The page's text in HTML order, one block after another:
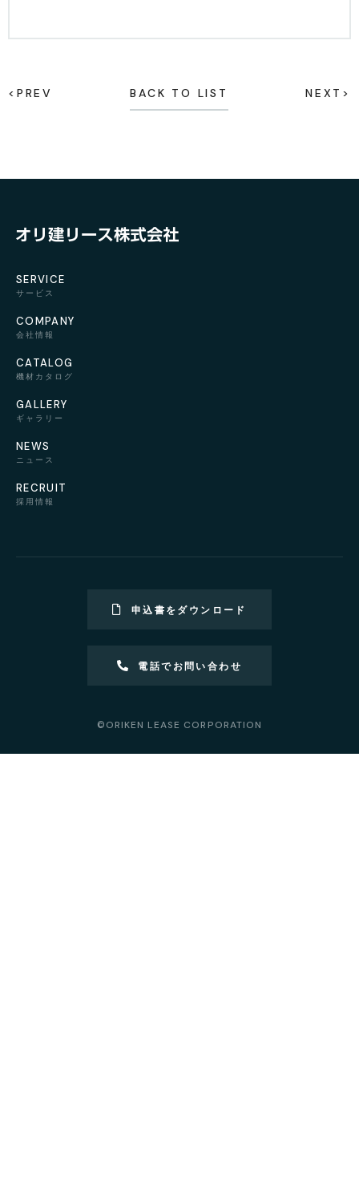
<PREV BACK TO LIST NEXT>
SERVICE
サービス
COMPANY
会社情報
CATALOG
機材カタログ
GALLERY
ギャラリー
NEWS
ニュース
RECRUIT
採用情報
申込書をダウンロード
電話でお問い合わせ
©ORIKEN LEASE CORPORATION